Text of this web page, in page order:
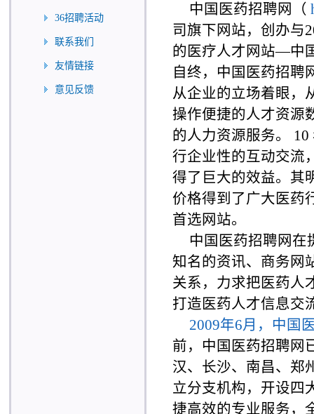
36招聘活动
联系我们
友情链接
意见反馈
中国医药招聘网（
司旗下网站，创办与
的医疗人才网站—中
自终，中国医药招聘
从企业的立场着眼，
操作便捷的人才资源
的人力资源服务。
行企业性的互动交流
得了巨大的效益。其
价格得到了广大医药
首选网站。
中国医药招聘网在
知名的资讯、商务网
关系，力求把医药人
打造医药人才信息交
2009年6月，中国
前，中国医药招聘网
汉、长沙、南昌、郑
立分支机构，开设四
捷高效的专业服务，